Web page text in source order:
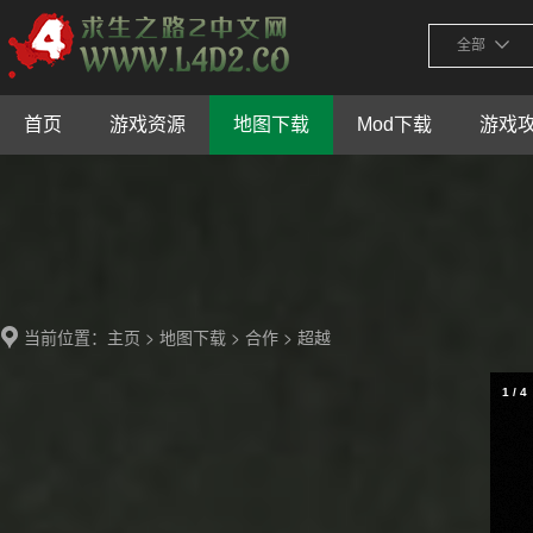
全部
首页 游戏资源 地图下载 Mod下载 游戏
当前位置： 主页 > 地图下载 > 合作 > 超越
1 / 4